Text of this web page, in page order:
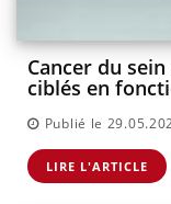
Cancer du
ciblés en
Publié le
LIRE L'ARTICLE